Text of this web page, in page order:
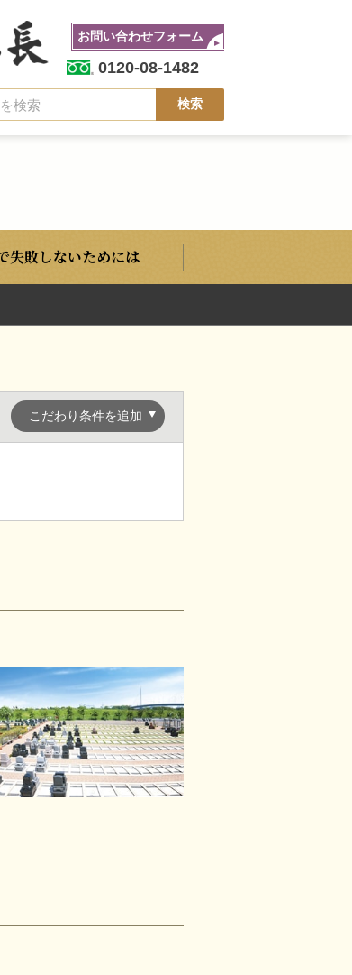
お問い合わせフォーム
0120-08-1482
失敗しないためには
こだわり条件を追加